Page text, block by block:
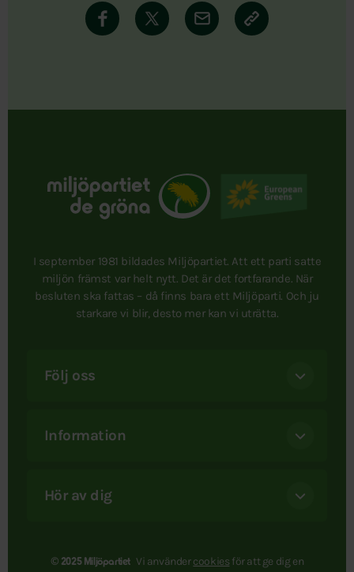
I september 1981 bildades Miljöpartiet. Att ett parti satte
miljön främst var helt nytt. Det är det fortfarande. När
besluten ska fattas – då finns bara ett Miljöparti. Och ju
starkare vi blir, desto mer kan vi uträtta.
Följ oss
Information
Hör av dig
© 2025 Miljöpartiet Vi användercookies för att ge dig en